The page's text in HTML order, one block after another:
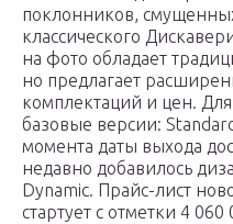
поклонников,
классического
на фото обладает
но предлагает
комплектаций и цен.
базовые версии:
момента даты выхода
недавно добавилось
Dynamic. Прайс-лист
стартует с отметки 4